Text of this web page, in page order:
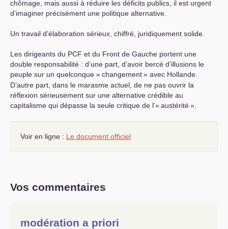
chômage, mais aussi à réduire les déficits publics, il est urgent
d’imaginer précisément une politique alternative.
Un travail d’élaboration sérieux, chiffré, juridiquement solide.
Les dirigeants du PCF et du Front de Gauche portent une
double responsabilité : d’une part, d’avoir bercé d’illusions le
peuple sur un quelconque « changement» avec Hollande.
D’autre part, dans le marasme actuel, de ne pas ouvrir la
réflexion sérieusement sur une alternative crédible au
capitalisme qui dépasse la seule critique de l’« austérité».
Voir en ligne : Le document officiel
Vos commentaires
modération a priori